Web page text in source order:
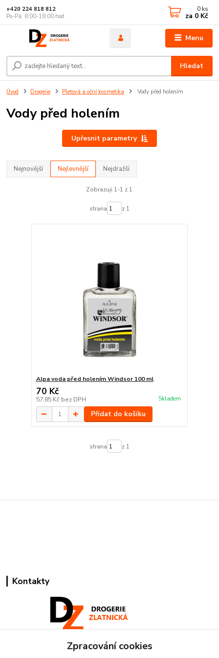
Menu
Hledat
+420 224 818 812
Po-Pá: 8:00-18:00 hod.
0 ks
za 0 Kč
Úvod Drogerie Pleťová a oční kosmetika Vody před holením
Vody před holením
Upřesnit parametry
Nejnovější Nejlevnější Nejdražší
Zobrazuji 1-1 z 1
strana z 1
Alpa voda před holením Windsor 100 ml
70 Kč
57,85 Kč bez DPH Skladem
Přidat do košíku
strana z 1
Kontakty
Pracovní doba:Zpracování cookies